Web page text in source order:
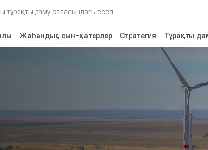
тұрақты даму саласындағы есеп
Жаһандық сын-қатерлер Стратегия Тұрақты